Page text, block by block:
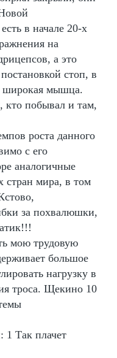
в начале 20-х
на
а это
стоп, в
широкая мышца.
кто побывал и там,
роста данного
с его
аналогичные
стран мира, в том
за похвалюшки,
мою трудовую
большое
нагрузку в
троса. Щекино 10
Так плачет